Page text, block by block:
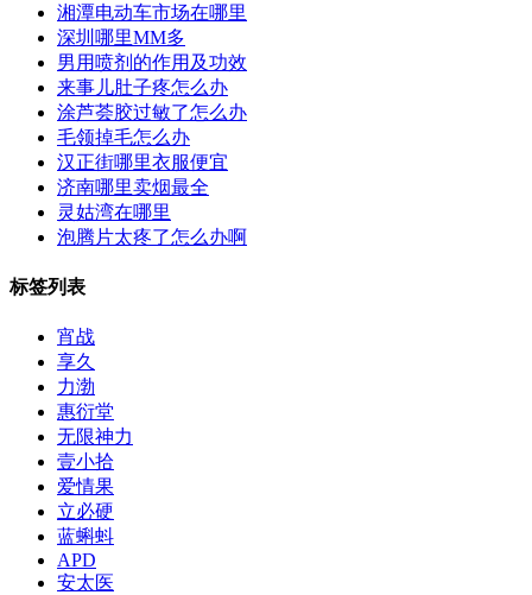
湘潭电动车市场在哪里
深圳哪里MM多
男用喷剂的作用及功效
来事儿肚子疼怎么办
涂芦荟胶过敏了怎么办
毛领掉毛怎么办
汉正街哪里衣服便宜
济南哪里卖烟最全
灵姑湾在哪里
泡腾片太疼了怎么办啊
标签列表
宵战
享久
力渤
惠衍堂
无限神力
壹小拾
爱情果
立必硬
蓝蝌蚪
APD
安太医